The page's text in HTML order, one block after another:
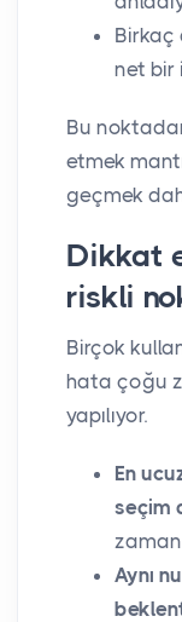
Birkaç
net bir
Bu
etmek
geçmek
Dikkat
riskli
Birçok
hata çoğu
yapılıyor.
En
seçim
zaman
Aynı